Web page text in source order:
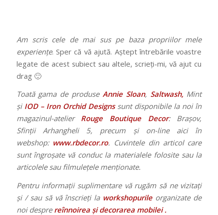
Am scris cele de mai sus pe baza propriilor mele
experiențe. Sper că vă ajută. Aștept întrebările voastre
legate de acest subiect sau altele, scrieți-mi, vă ajut cu
drag 🙂
Toată gama de produse Annie Sloan, Saltwash,Mint
și IOD – Iron Orchid Designssunt disponibile la noi în
magazinul-atelier Rouge Boutique Decor: Brașov,
Sfinții Arhangheli 5, precum și on-line aici în
webshop: www.rbdecor.ro. Cuvintele din articol care
sunt îngroșate vă conduc la materialele folosite sau la
articolele sau filmulețele menționate.
Pentru informații suplimentare vă rugăm să ne vizitați
și / sau să vă înscrieți la workshopurileorganizate de
noi despre reînnoirea și decorarea mobilei .